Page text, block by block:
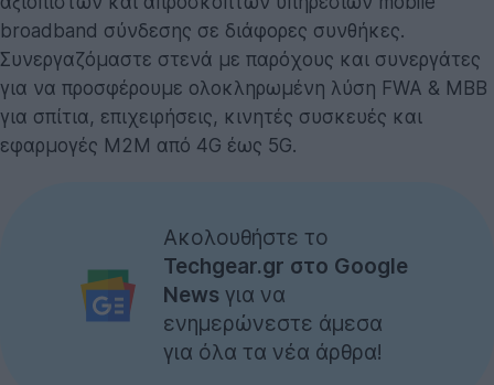
broadband σύνδεσης σε διάφορες συνθήκες.
Συνεργαζόμαστε στενά με παρόχους και συνεργάτες
για να προσφέρουμε ολοκληρωμένη λύση FWA & MBB
για σπίτια, επιχειρήσεις, κινητές συσκευές και
εφαρμογές M2M από 4G έως 5G.
Ακολουθήστε το
Techgear.gr στο Google
News για να
ενημερώνεστε άμεσα
για όλα τα νέα άρθρα!